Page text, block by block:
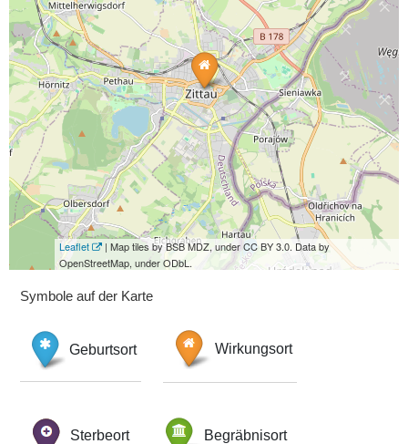
Leaflet
| Map tiles by BSB MDZ, under CC BY 3.0. Data by
OpenStreetMap, under ODbL.
Symbole auf der Karte
Geburtsort Wirkungsort
Sterbeort Begräbnisort